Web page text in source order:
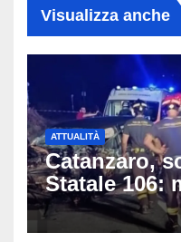
Visualizza anche
ATTUALITÀ
Catanzaro,
Statale 106:
coinvolti
una moto